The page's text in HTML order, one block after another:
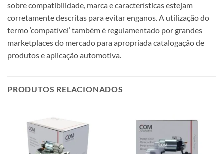
sobre compatibilidade, marca e características estejam
corretamente descritas para evitar enganos. A utilização do
termo ‘compatível’ também é regulamentado por grandes
marketplaces do mercado para apropriada catalogação de
produtos e aplicação automotiva.
PRODUTOS RELACIONADOS